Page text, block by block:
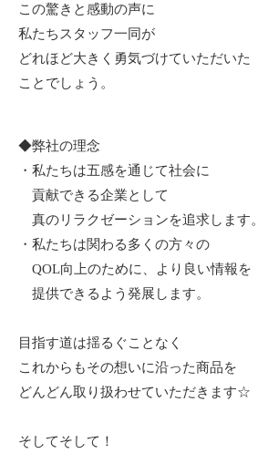
この驚きと感動の声に
私たちスタッフ一同が
どれほど大きく勇気づけていただいた
ことでしょう。
◆弊社の理念
・私たちは五感を通じて社会に
貢献できる企業として
真のリラクゼーションを追求します。
・私たちは関わる多くの方々の
QOL向上のために、より良い情報を
提供できるよう発展します。
目指す道は揺るぐことなく
これからもその想いに沿った商品を
どんどん取り扱わせていただきます☆
そしてそして！